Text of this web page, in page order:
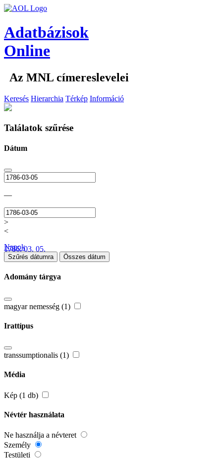
Adatbázisok
Online
Az MNL címereslevelei
Keresés Hierarchia Térkép Információ
Találatok szűrése
Dátum
—
>
<
1786. 03. 05.
Napok
Szűrés dátumra Összes dátum
Adomány tárgya
magyar nemesség (1)
Irattípus
transsumptionalis (1)
Média
Kép (1 db)
Névtér használata
Ne használja a névteret
Személy
Testületi